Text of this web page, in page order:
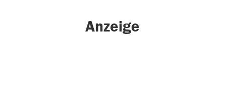
Anzeige